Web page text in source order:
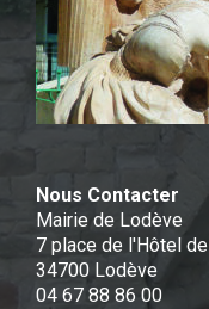
Nous Contacter
Mairie de Lodève
7 place de l'Hôtel
34700 Lodève
04 67 88 86 00